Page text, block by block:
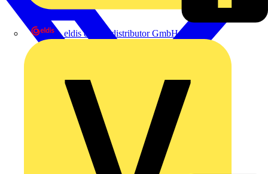
eldis electro distributor GmbH